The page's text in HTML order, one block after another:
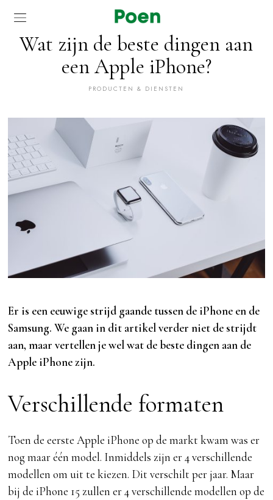
Wat zijn de beste dingen aan
een Apple iPhone?
PRODUCTEN & DIENSTEN
Er is een eeuwige strijd gaande tussen de iPhone en de
Samsung. We gaan in dit artikel verder niet de strijdt
aan, maar vertellen je wel wat de beste dingen aan de
Apple iPhone zijn.
Verschillende formaten
Toen de eerste Apple iPhone op de markt kwam was er
nog maar één model. Inmiddels zijn er 4 verschillende
modellen om uit te kiezen. Dit verschilt per jaar. Maar
bij de iPhone 15 zullen er 4 verschillende modellen op de